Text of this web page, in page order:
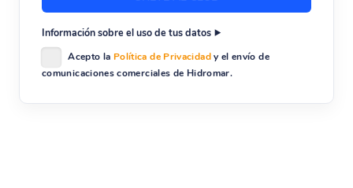
Información sobre el uso de tus datos
Acepto la Política de Privacidady el envío de
comunicaciones comerciales de Hidromar.